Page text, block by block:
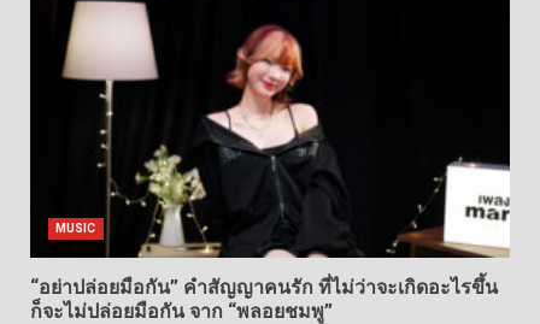
MUSIC
“อย่าปล่อยมือกัน” คำสัญญาคนรัก ที่ไม่ว่าจะเกิดอะไรขึ้น
ก็จะไม่ปล่อยมือกัน จาก “พลอยชมพู”